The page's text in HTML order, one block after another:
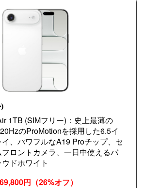
1TB (SIMフリー)：史上最薄の
のProMotionを採用した6.5イ
、パワフルなA19 Proチップ、セ
ロントカメラ、一日中使えるバ
ドホワイト
円 （26%オフ）